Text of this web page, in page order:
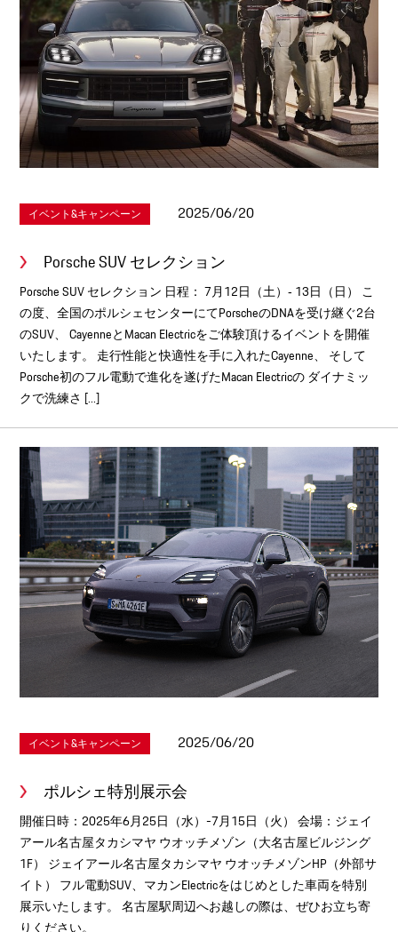
イベント&キャンペーン 2025/06/20
Porsche SUV セレクション
Porsche SUV セレクション 日程： 7月12日（土）‐ 13日（日） こ
の度、全国のポルシェセンターにてPorscheのDNAを受け継ぐ2台
のSUV、 CayenneとMacan Electricをご体験頂けるイベントを開催
いたします。 走行性能と快適性を手に入れたCayenne、 そして
Porsche初のフル電動で進化を遂げたMacan Electricの ダイナミッ
クで洗練さ [...]
イベント&キャンペーン 2025/06/20
ポルシェ特別展示会
開催日時：2025年6月25日（水）-7月15日（火） 会場：ジェイ
アール名古屋タカシマヤ ウオッチメゾン（大名古屋ビルジング
1F） ジェイアール名古屋タカシマヤ ウオッチメゾンHP（外部サ
イト） フル電動SUV、マカンElectricをはじめとした車両を特別
展示いたします。 名古屋駅周辺へお越しの際は、ぜひお立ち寄
りください。